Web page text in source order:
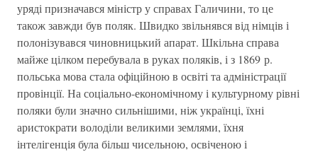
уряді призначався міністр у справах Галичини, то це
також завжди був поляк. Швидко звільнявся від німців і
полонізувався чиновницький апарат. Шкільна справа
майже цілком перебувала в руках поляків, і з 1869 р.
польська мова стала офіційною в освіті та адміністрації
провінції. На соціально-економічному і культурному рівні
поляки були значно сильнішими, ніж українці, їхні
аристократи володіли великими землями, їхня
інтелігенція була більш чисельною, освіченою і